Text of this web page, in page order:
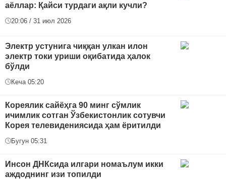
аёллар: Қайси турдаги ақли кучли?
20:06 / 31 июл 2026
Электр устунига чиққан улкан илон
электр токи уриши оқибатида ҳалок
бўлди
Кеча 05:20
Кореялик сайёҳга 90 минг сўмлик
ичимлик сотган Ўзбекистонлик сотувчи
Корея телевидениясида ҳам ёритилди
Бугун 05:31
Инсон ДНКсида илгари номаълум икки
аждоднинг изи топилди